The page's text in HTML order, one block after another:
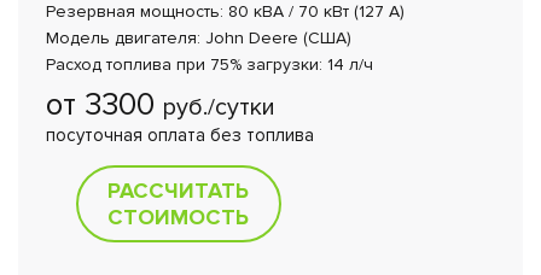
Резервная мощность: 80 кВА / 70 кВт (127 A)
Модель двигателя: John Deere (США)
Расход топлива при 75% загрузки: 14 л/ч
от 3300 руб./сутки
посуточная оплата без топлива
РАССЧИТАТЬ
СТОИМОСТЬ